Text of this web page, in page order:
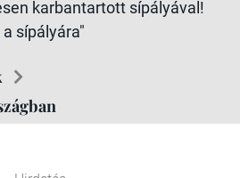
karbantartott sípályával!
sípályára"